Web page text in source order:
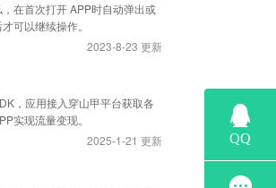
在首次打开 APP时自动弹出或
可以继续操作。
2023-8-23 更新
，应用接入穿山甲平台获取各
实现流量变现。
2025-1-21 更新